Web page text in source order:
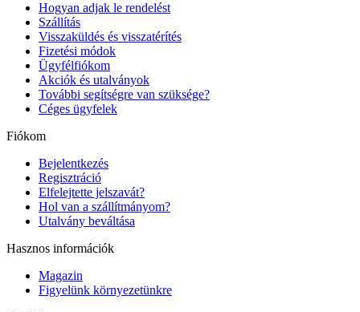
Hogyan adjak le rendelést
Szállítás
Visszaküldés és visszatérítés
Fizetési módok
Ügyfélfiókom
Akciók és utalványok
További segítségre van szüksége?
Céges ügyfelek
Fiókom
Bejelentkezés
Regisztráció
Elfelejtette jelszavát?
Hol van a szállítmányom?
Utalvány beváltása
Hasznos információk
Magazin
Figyelünk környezetünkre